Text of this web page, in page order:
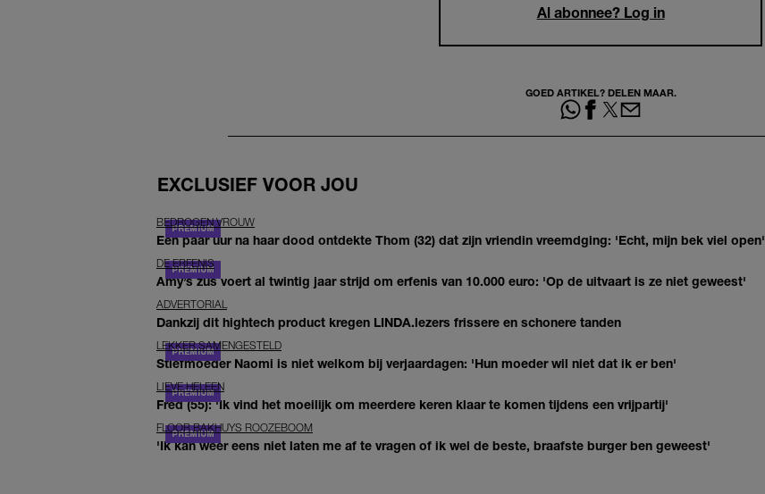
Al abonnee? Log in
GOED ARTIKEL? DELEN MAAR.
EXCLUSIEF VOOR JOU
BEDROGEN VROUW
Een paar uur na haar dood ontdekte Thom (32) dat zijn vriendin vreemdging: 'Echt, mijn bek viel open'
DE ERFENIS
Amy’s zus voert al twintig jaar strijd om erfenis van 10.000 euro: 'Op de uitvaart is ze niet geweest'
ADVERTORIAL
Dankzij dit hightech product kregen LINDA.lezers frissere en schonere tanden
LEKKER SAMENGESTELD
Stiefmoeder Naomi is niet welkom bij verjaardagen: 'Hun moeder wil niet dat ik er ben'
LIEVE HELEEN
Fred (55): 'Ik vind het moeilijk om meerdere keren klaar te komen tijdens een vrijpartij'
FLOOR BAKHUYS ROOZEBOOM
'Ik kan weer eens niet laten me af te vragen of ik wel de beste, braafste burger ben geweest'